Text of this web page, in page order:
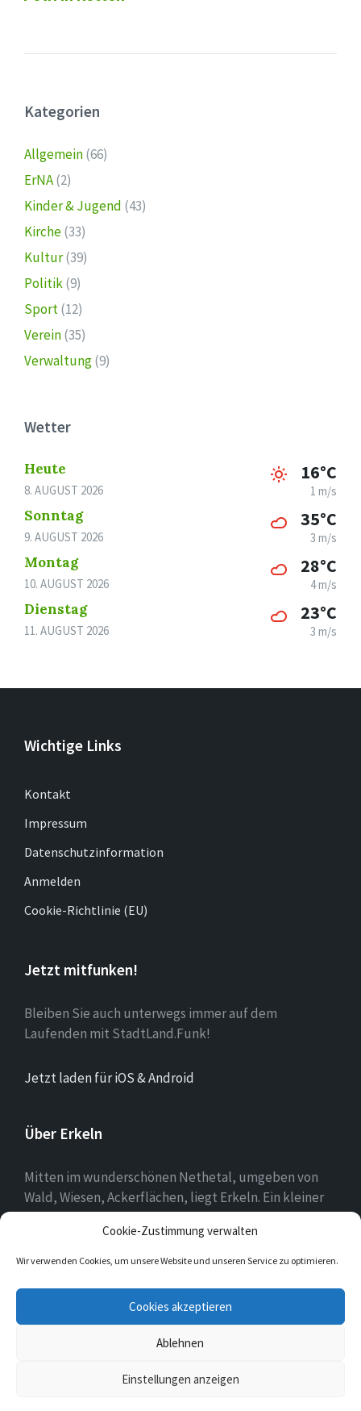
Cookie-Zustimmung verwalten
Wir verwenden Cookies, um unsere Website und unseren Service zu optimieren.
Cookies akzeptieren
Ablehnen
Einstellungen anzeigen
Kategorien
Allgemein(66)
ErNA(2)
Kinder & Jugend (43)
Kirche(33)
Kultur(39)
Politik(9)
Sport(12)
Verein(35)
Verwaltung(9)
Wetter
Heute
8. AUGUST 2026
16°C
1 m/s
Sonntag
9. AUGUST 2026
35°C
3 m/s
Montag
10. AUGUST 2026
28°C
4 m/s
Dienstag
11. AUGUST 2026
23°C
3 m/s
Wichtige Links
Kontakt
Impressum
Datenschutzinformation
Anmelden
Cookie-Richtlinie (EU)
Jetzt mitfunken!
Bleiben Sie auch unterwegs immer auf dem
Laufenden mit StadtLand.Funk!
Jetzt laden für iOS & Android
Über Erkeln
Mitten im wunderschönen Nethetal, umgeben von
Wald, Wiesen, Ackerflächen, liegt Erkeln. Ein kleiner
Ort, in dem sich die Menschen mit ihrer Heimat
identifizieren und es schätzen, hier zu leben.